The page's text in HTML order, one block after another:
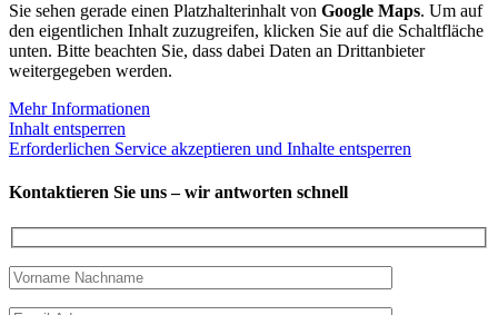
Sie sehen gerade einen Platzhalterinhalt von Google Maps. Um auf
den eigentlichen Inhalt zuzugreifen, klicken Sie auf die Schaltfläche
unten. Bitte beachten Sie, dass dabei Daten an Drittanbieter
weitergegeben werden.
Mehr Informationen
Inhalt entsperren
Erforderlichen Service akzeptieren und Inhalte entsperren
Kontaktieren Sie uns – wir antworten schnell